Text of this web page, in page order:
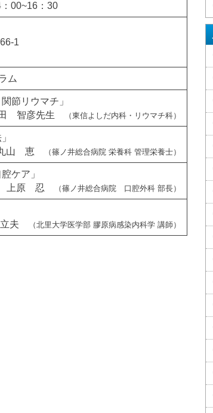
00~16：30
1
ム
節リウマチ」
智彦先生
（東信よしだ内科・リウマチ科）
山 恵
（篠ノ井総合病院 栄養科 管理栄養士）
ケア」
上原 忍
（篠ノ井総合病院 口腔外科 部長）
夫
（北里大学医学部 膠原病感染内科学 講師）